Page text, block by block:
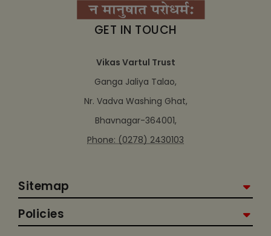
GET IN TOUCH
Vikas Vartul Trust
Ganga Jaliya Talao,
Nr. Vadva Washing Ghat,
Bhavnagar-364001,
Phone: (0278) 2430103
Sitemap
Policies